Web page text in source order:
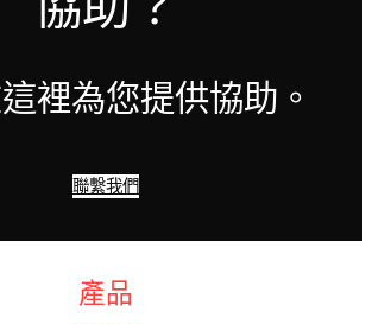
裡為您提供協助。
聯繫我們
產品